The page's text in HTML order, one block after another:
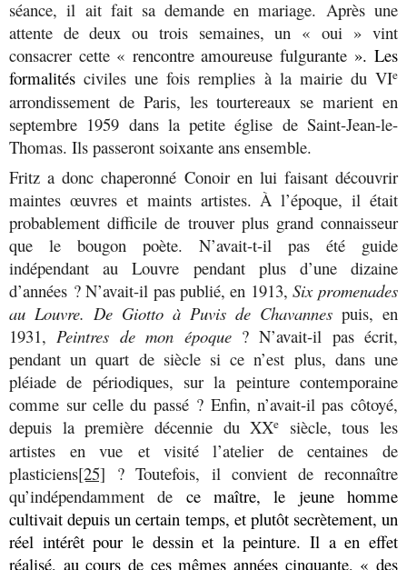
séance, il ait fait sa demande en mariage. Après une
attente de deux ou trois semaines, un « oui » vint
consacrer cette « rencontre amoureuse fulgurante ». Les
formalitésciviles une fois remplies à la mairie du VIe
arrondissement de Paris, les tourtereaux se marient en
septembre 1959 dans la petite église de Saint-Jean-le-
Thomas. Ils passeront soixante ans ensemble.
Fritz a donc chaperonné Conoir en lui faisant découvrir
maintes œuvres et maints artistes. À l’époque, il était
probablement difficile de trouver plus grand connaisseur
que le bougon poète. N’avait-t-il pas été guide
indépendant au Louvre pendant plus d’une dizaine
d’années ? N’avait-il pas publié, en 1913,Six promenades
au Louvre. De Giotto à Puvis de Chavannespuis, en
1931,Peintres de mon époque? N’avait-il pas écrit,
pendant un quart de siècle si ce n’est plus, dans une
pléiade de périodiques, sur la peinture contemporaine
comme sur celle du passé ? Enfin, n’avait-il pas côtoyé,
depuis la première décennie du XXe
siècle, tous les
artistes en vue et visité l’atelier de centaines de
plasticiens[25] ? Toutefois, il convient de reconnaître
qu’indépendamment de ce maître, le jeune homme
cultivait depuis un certain temps, et plutôt secrètement, un
réel intérêt pour le dessin et la peinture. Il a en effet
réalisé, au cours de ces mêmes années cinquante, « des